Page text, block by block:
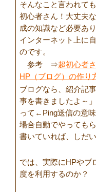
そんなこと言われて
初心者さん！大丈夫
成の知識など必要あ
インターネット上に
のです。
参考 ⇒超初心者
HP（ブログ）の作り
ブログなら、紹介記
事を書きましたよ～
って←Ping送信の意
場合自動でやっても
書いていれば、しだ
では、実際にHPやブ
度を利用するのか？